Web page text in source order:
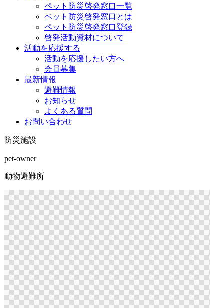
ペット防災啓発窓口一覧
ペット防災啓発窓口とは
ペット防災啓発窓口登録
啓発活動資材について
活動を応援する
活動を応援したい方へ
会員募集
最新情報
避難情報
お知らせ
よくある質問
お問い合わせ
防災施設
pet-owner
動物避難所